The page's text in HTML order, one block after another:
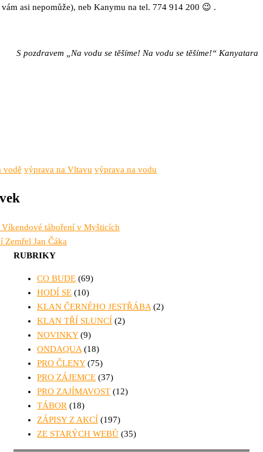
asi nepomůže), neb Kanymu na tel. 774 914 200 😉 .
S pozdravem „Na vodu se těšíme! Na vodu se těšíme!“ Kanyatara
vodě výprava na Vltavu výprava na vodu
táboření v Myšticích
Zemřel Jan Čáka
RUBRIKY
CO BUDE (69)
HODÍ SE (10)
KLAN ČERNÉHO JESTŘÁBA (2)
KLAN TŘÍ SLUNCÍ (2)
NOVINKY(9)
ONDAQUA (18)
PRO ČLENY(75)
PRO ZÁJEMCE (37)
PRO ZAJÍMAVOST (12)
TÁBOR (18)
ZÁPISY Z AKCÍ (197)
ZE STARÝCH WEBŮ (35)